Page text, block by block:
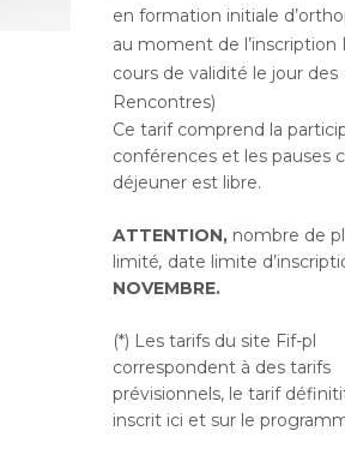
en formation initiale
au moment de l’inscription
cours de validité le jour des
Rencontres)
Ce tarif comprend la
conférences et les pauses
déjeuner est libre.
ATTENTION, nombre de
limité, date limite
NOVEMBRE.
(*) Les tarifs du site Fif-pl
correspondent à des tarifs
prévisionnels, le tarif
inscrit ici et sur le